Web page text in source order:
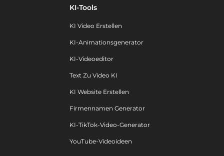
KI-Tools
KI Video Erstellen
KI-Animationsgenerator
KI-Videoeditor
Text Zu Video KI
KI Website Erstellen
Firmennamen Generator
KI-TikTok-Video-Generator
YouTube-Videoideen